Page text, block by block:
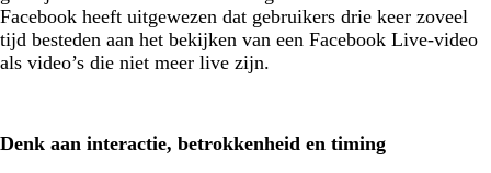
Facebook heeft uitgewezen dat gebruikers drie keer zoveel
tijd besteden aan het bekijken van een Facebook Live-video
als video’s die niet meer live zijn.
Denk aan interactie, betrokkenheid en timing